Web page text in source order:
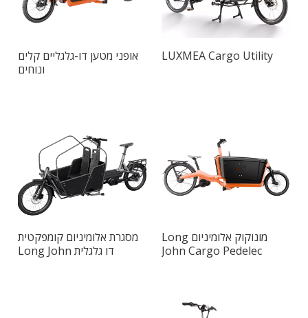
LUXMEA Cargo Utility
אופני מטען דו-גלגליים קלים
ונוחים
מונוקוק אלומיניום Long
John Cargo Pedelec
מסגרת אלומיניום קומפקטית
דו גלגלית Long John